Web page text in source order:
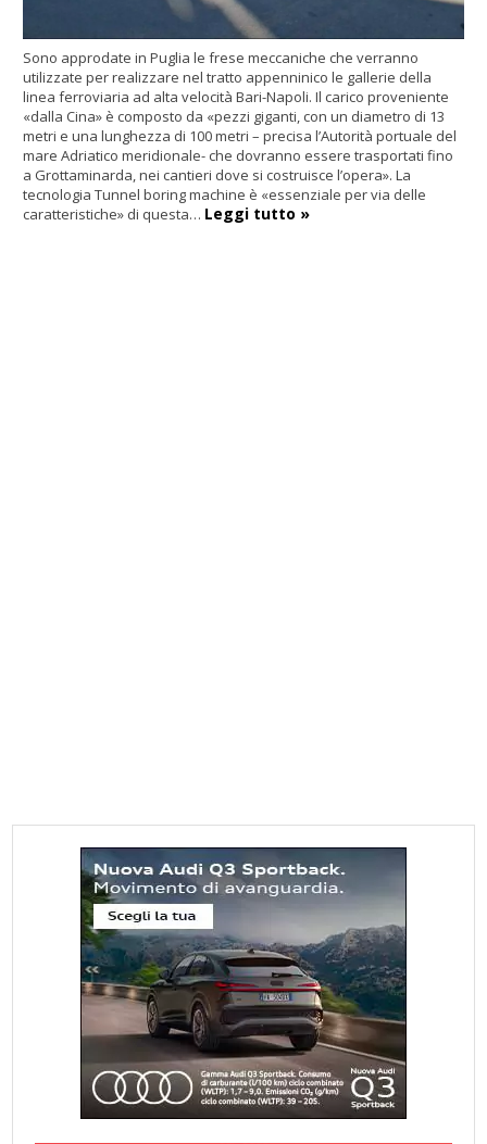
Sono approdate in Puglia le frese meccaniche che verranno
utilizzate per realizzare nel tratto appenninico le gallerie della
linea ferroviaria ad alta velocità Bari-Napoli. Il carico proveniente
«dalla Cina» è composto da «pezzi giganti, con un diametro di 13
metri e una lunghezza di 100 metri – precisa l’Autorità portuale del
mare Adriatico meridionale- che dovranno essere trasportati fino
a Grottaminarda, nei cantieri dove si costruisce l’opera». La
tecnologia Tunnel boring machine è «essenziale per via delle
caratteristiche» di questa… Leggi tutto »